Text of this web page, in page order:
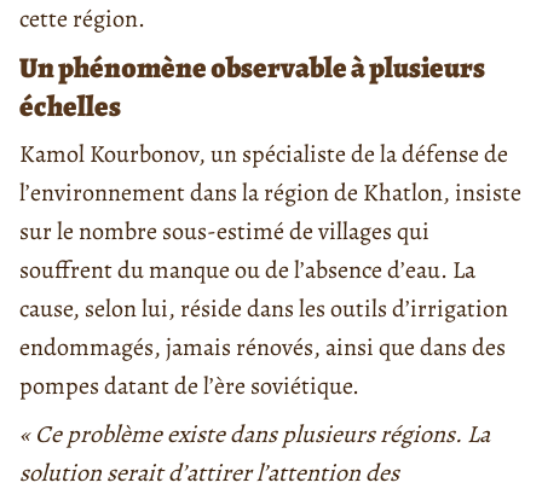
cette région.
Un phénomène observable à plusieurs
échelles
Kamol Kourbonov, un spécialiste de la défense de
l’environnement dans la région de Khatlon, insiste
sur le nombre sous-estimé de villages qui
souffrent du manque ou de l’absence d’eau. La
cause, selon lui, réside dans les outils d’irrigation
endommagés, jamais rénovés, ainsi que dans des
pompes datant de l’ère soviétique.
« Ce problème existe dans plusieurs régions. La
solution serait d’attirer l’attention des